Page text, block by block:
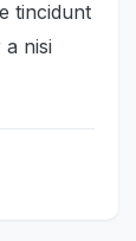
tincidunt
nisi